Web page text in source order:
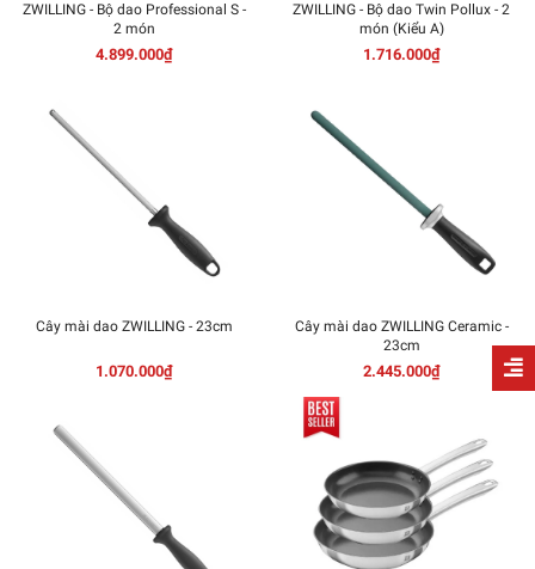
ZWILLING - Bộ dao Professional S -
2 món
4.899.000₫
ZWILLING - Bộ dao Twin Pollux - 2
món (Kiểu A)
1.716.000₫
Cây mài dao ZWILLING - 23cm
1.070.000₫
Cây mài dao ZWILLING Ceramic -
23cm
2.445.000₫